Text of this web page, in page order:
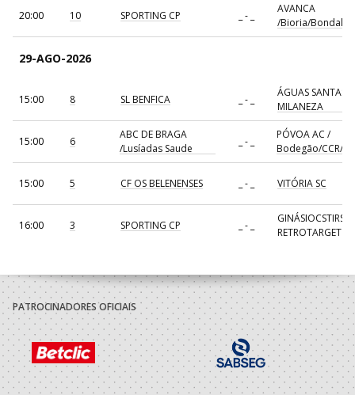
20:00 10 SPORTING CP _ - _
AVANCA
/Bioria/Bondalti
29-AGO-2026
15:00 8 SL BENFICA _ - _
ÁGUAS SANTAS
MILANEZA
15:00 6
ABC DE BRAGA
/Lusíadas Saude
_ - _
PÓVOA AC /
Bodegão/CCR/
15:00 5 CF OS BELENENSES _ - _ VITÓRIA SC
16:00 3 SPORTING CP _ - _
RETROTARGET
18:00 7
AVANCA
/Bioria/Bondalti
_ - _ FC PORTO
19:00 135 SL BENFICA _ - _ CD FEIRENSE /
19:00 139 JUVE LIS _ - _ CALE
PATROCINADORES OFICIAIS